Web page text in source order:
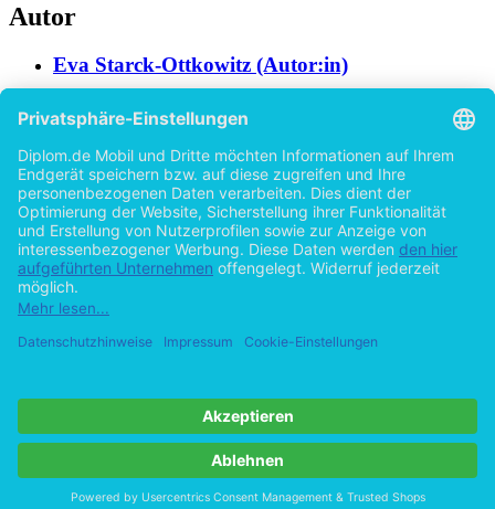
Autor
Eva Starck-Ottkowitz (Autor:in)
Hilfe/FAQ
Impressum
Datenschutz
AGB
Vertrag widerrufen
Zur Desktop-Version
Copyright ©Imprint in der Bedey & Thoms Media GmbH powered
by Open Publishing
Zurück
19 Seiten
Cookie-Einstellungen